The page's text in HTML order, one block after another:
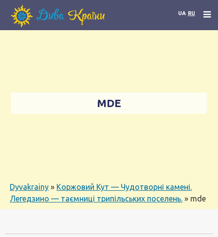
UA RU
MDE
Dyvakrainy » Коржовий Кут — Чудотворні камені.
Легедзино — таємниці трипільських поселень. » mde